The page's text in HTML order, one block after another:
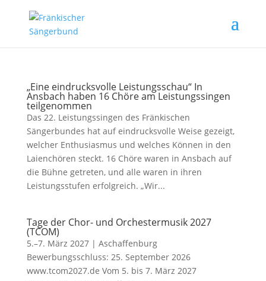
„Eine eindrucksvolle Leistungsschau“ In
Ansbach haben 16 Chöre am Leistungssingen
teilgenommen
Das 22. Leistungssingen des Fränkischen
Sängerbundes hat auf eindrucksvolle Weise gezeigt,
welcher Enthusiasmus und welches Können in den
Laienchören steckt. 16 Chöre waren in Ansbach auf
die Bühne getreten, und alle waren in ihren
Leistungsstufen erfolgreich. „Wir...
Tage der Chor- und Orchestermusik 2027
(TCOM)
5.–7. März 2027 | Aschaffenburg
Bewerbungsschluss: 25. September 2026
www.tcom2027.de Vom 5. bis 7. März 2027